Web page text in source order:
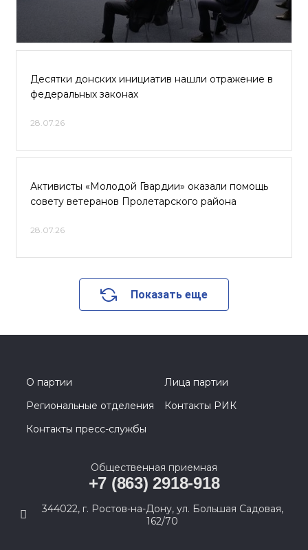
Десятки донских инициатив нашли отражение в
федеральных законах
28.07.26
Активисты «Молодой Гвардии» оказали помощь
совету ветеранов Пролетарского района
28.07.26
Показать еще
О партии
Лица партии
Региональные отделения
Контакты РИК
Контакты пресс-службы
Общественная приемная
+7 (863) 2918-918
344022, г. Ростов-на-Дону, ул. Большая Садовая,
162/70